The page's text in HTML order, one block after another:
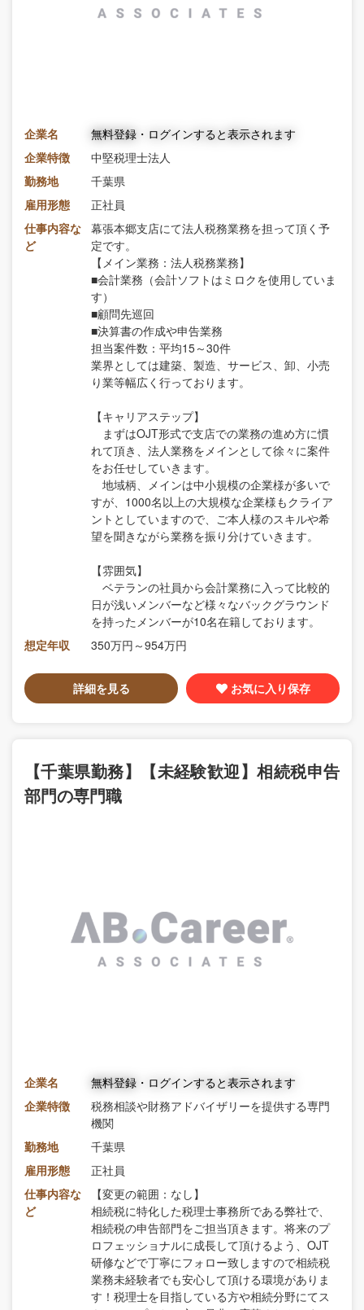
企業名
無料登録・ログインすると表示されます
企業特徴
中堅税理士法人
勤務地
千葉県
雇用形態
正社員
仕事内容な
ど
幕張本郷支店にて法人税務業務を担って頂く予
定です。
【メイン業務：法人税務業務】
■会計業務（会計ソフトはミロクを使用していま
す）
■顧問先巡回
■決算書の作成や申告業務
担当案件数：平均15～30件
業界としては建築、製造、サービス、卸、小売
り業等幅広く行っております。
【キャリアステップ】
まずはOJT形式で支店での業務の進め方に慣
れて頂き、法人業務をメインとして徐々に案件
をお任せしていきます。
地域柄、メインは中小規模の企業様が多いで
すが、1000名以上の大規模な企業様もクライア
ントとしていますので、ご本人様のスキルや希
望を聞きながら業務を振り分けていきます。
【雰囲気】
ベテランの社員から会計業務に入って比較的
日が浅いメンバーなど様々なバックグラウンド
を持ったメンバーが10名在籍しております。
想定年収
350万円～954万円
詳細を見る お気に入り保存
【千葉県勤務】【未経験歓迎】相続税申告
部門の専門職
企業名
無料登録・ログインすると表示されます
企業特徴
税務相談や財務アドバイザリーを提供する専門
機関
勤務地
千葉県
雇用形態
正社員
仕事内容な
ど
【変更の範囲：なし】
相続税に特化した税理士事務所である弊社で、
相続税の申告部門をご担当頂きます。将来のプ
ロフェッショナルに成長して頂けるよう、OJT
研修などで丁寧にフォロー致しますので相続税
業務未経験者でも安心して頂ける環境がありま
す！税理士を目指している方や相続分野にてス